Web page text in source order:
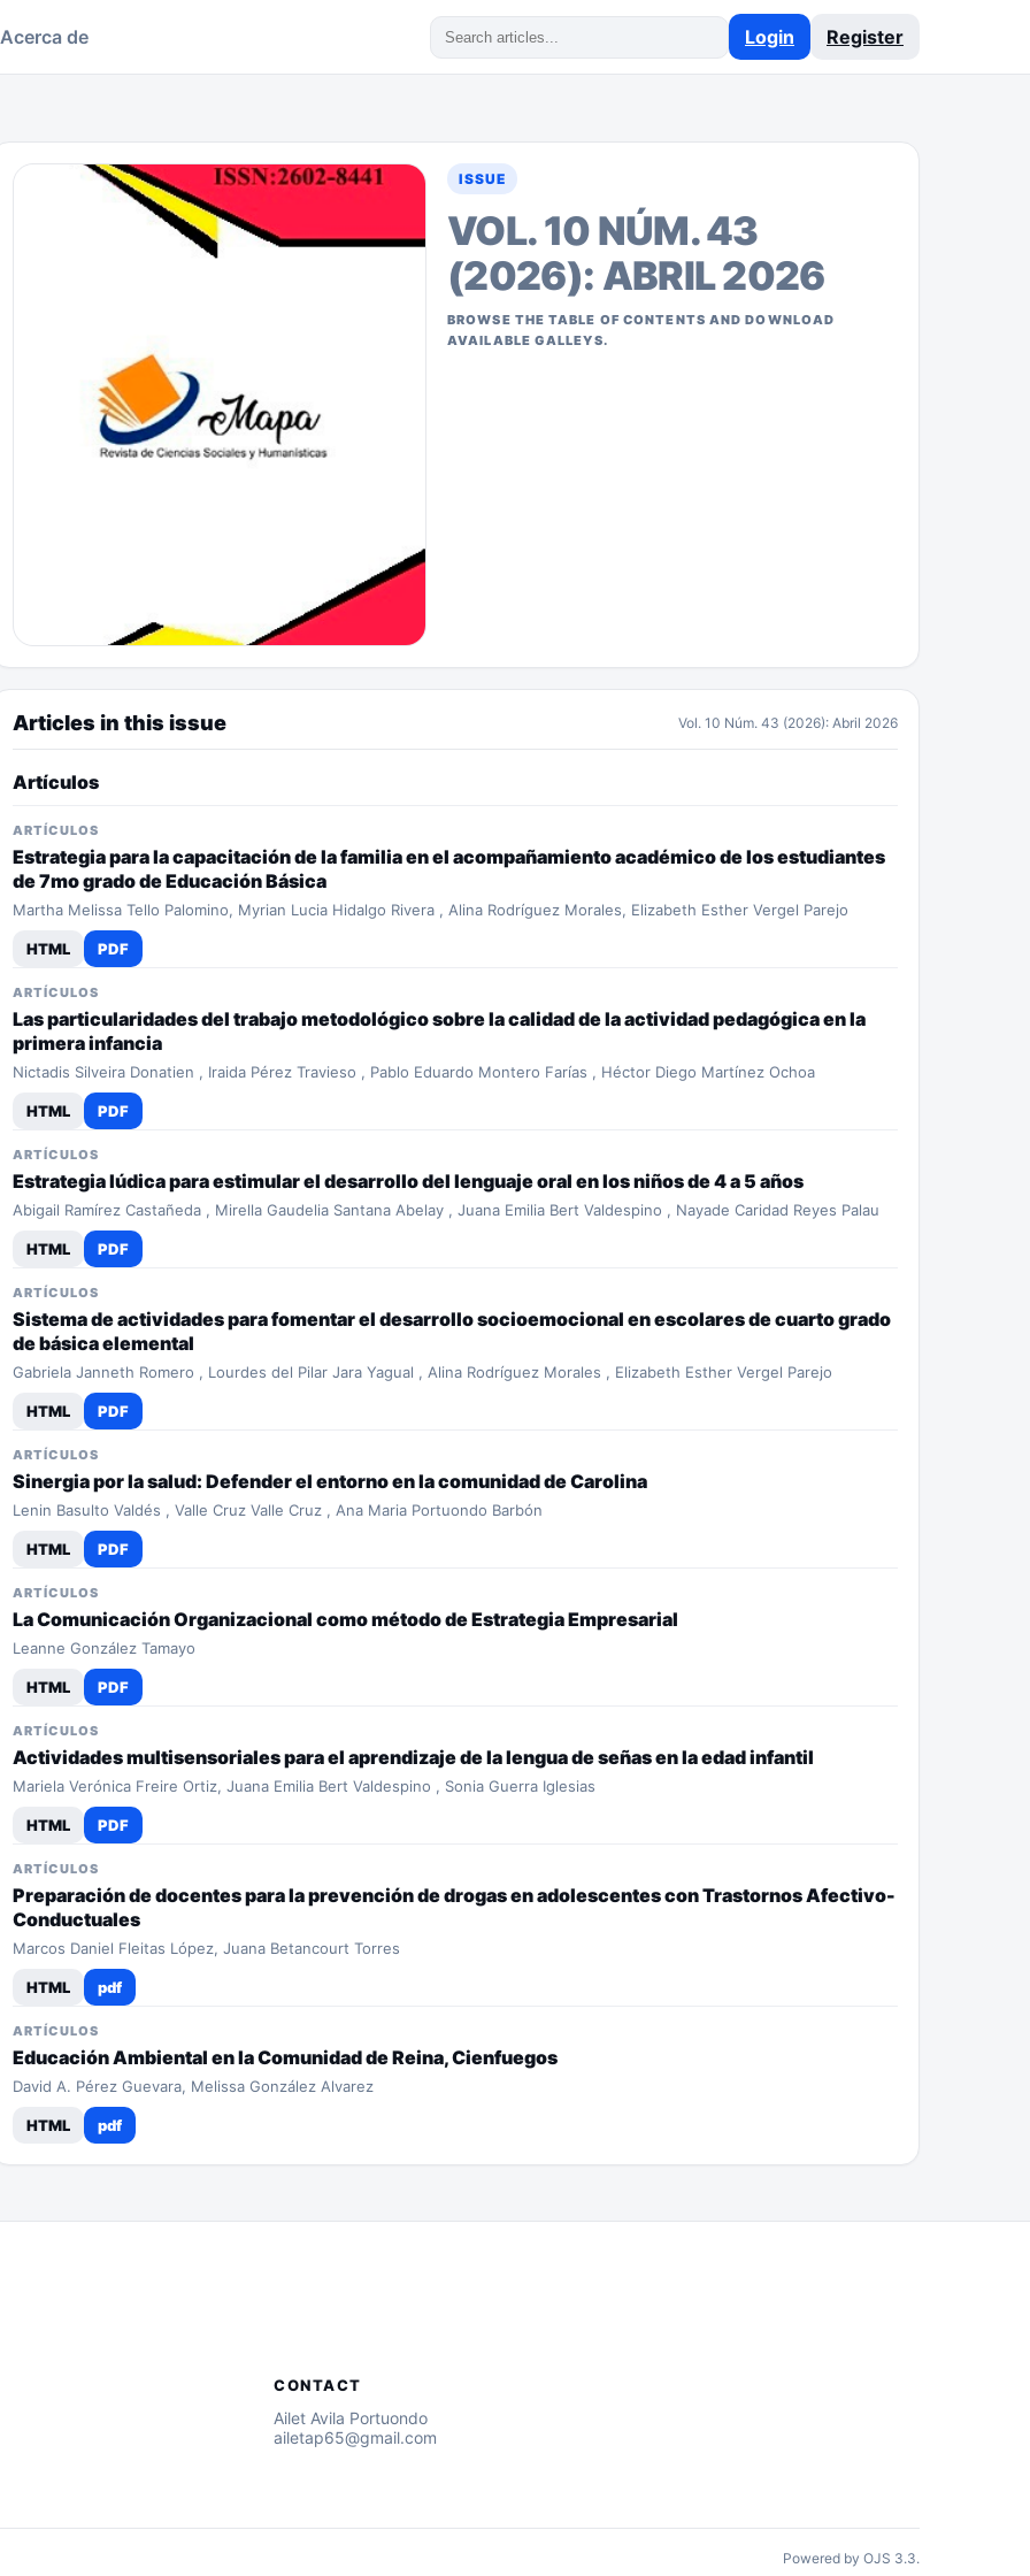
Acerca de Login Register
ISSUE
VOL. 10 NÚM. 43
(2026): ABRIL 2026
BROWSE THE TABLE OF CONTENTS AND DOWNLOAD
AVAILABLE GALLEYS.
Articles in this issue Vol. 10 Núm. 43 (2026): Abril 2026
Artículos
ARTÍCULOS
Estrategia para la capacitación de la familia en el acompañamiento académico de los estudiantes
de 7mo grado de Educación Básica
Martha Melissa Tello Palomino, Myrian Lucia Hidalgo Rivera , Alina Rodríguez Morales, Elizabeth Esther Vergel Parejo
HTML PDF
ARTÍCULOS
Las particularidades del trabajo metodológico sobre la calidad de la actividad pedagógica en la
primera infancia
Nictadis Silveira Donatien , Iraida Pérez Travieso , Pablo Eduardo Montero Farías , Héctor Diego Martínez Ochoa
HTML PDF
ARTÍCULOS
Estrategia lúdica para estimular el desarrollo del lenguaje oral en los niños de 4 a 5 años
Abigail Ramírez Castañeda , Mirella Gaudelia Santana Abelay , Juana Emilia Bert Valdespino , Nayade Caridad Reyes Palau
HTML PDF
ARTÍCULOS
Sistema de actividades para fomentar el desarrollo socioemocional en escolares de cuarto grado
de básica elemental
Gabriela Janneth Romero , Lourdes del Pilar Jara Yagual , Alina Rodríguez Morales , Elizabeth Esther Vergel Parejo
HTML PDF
ARTÍCULOS
Sinergia por la salud: Defender el entorno en la comunidad de Carolina
Lenin Basulto Valdés , Valle Cruz Valle Cruz , Ana Maria Portuondo Barbón
HTML PDF
ARTÍCULOS
La Comunicación Organizacional como método de Estrategia Empresarial
Leanne González Tamayo
HTML PDF
ARTÍCULOS
Actividades multisensoriales para el aprendizaje de la lengua de señas en la edad infantil
Mariela Verónica Freire Ortiz, Juana Emilia Bert Valdespino , Sonia Guerra Iglesias
HTML PDF
ARTÍCULOS
Preparación de docentes para la prevención de drogas en adolescentes con Trastornos Afectivo-
Conductuales
Marcos Daniel Fleitas López, Juana Betancourt Torres
HTML pdf
ARTÍCULOS
Educación Ambiental en la Comunidad de Reina, Cienfuegos
David A. Pérez Guevara, Melissa González Alvarez
HTML pdf
CONTACT
Ailet Avila Portuondo
ailetap65@gmail.com
Powered by OJS 3.3.